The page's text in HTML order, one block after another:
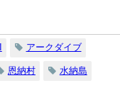
アークダイブ
恩納村 水納島